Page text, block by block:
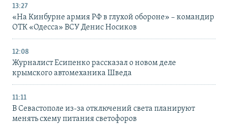
13:27
«На Кинбурне армия РФ в глухой обороне» – командир
ОТК «Одесса» ВСУ Денис Носиков
12:08
Журналист Есипенко рассказал о новом деле
крымского автомеханика Шведа
11:11
В Севастополе из-за отключений света планируют
менять схему питания светофоров